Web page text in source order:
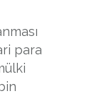
para